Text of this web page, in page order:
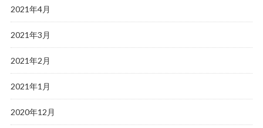
2021年4月
2021年3月
2021年2月
2021年1月
2020年12月